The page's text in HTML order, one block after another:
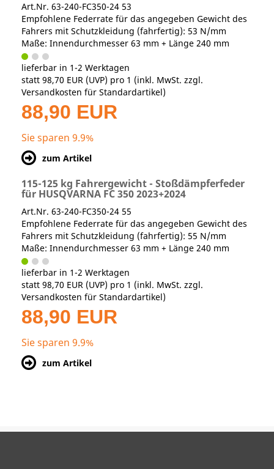
Art.Nr. 63-240-FC350-24 53
Empfohlene Federrate für das angegeben Gewicht des
Fahrers mit Schutzkleidung (fahrfertig): 53 N/mm
Maße: Innendurchmesser 63 mm + Länge 240 mm
lieferbar in 1-2 Werktagen
statt 98,70 EUR (UVP) pro 1 (inkl. MwSt. zzgl.
Versandkosten für Standardartikel)
88,90 EUR
Sie sparen 9.9%
zum Artikel
115-125 kg Fahrergewicht - Stoßdämpferfeder
für HUSQVARNA FC 350 2023+2024
Art.Nr. 63-240-FC350-24 55
Empfohlene Federrate für das angegeben Gewicht des
Fahrers mit Schutzkleidung (fahrfertig): 55 N/mm
Maße: Innendurchmesser 63 mm + Länge 240 mm
lieferbar in 1-2 Werktagen
statt 98,70 EUR (UVP) pro 1 (inkl. MwSt. zzgl.
Versandkosten für Standardartikel)
88,90 EUR
Sie sparen 9.9%
zum Artikel